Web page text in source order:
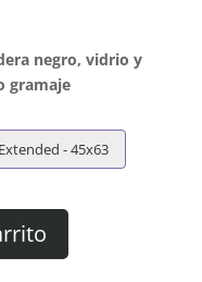
negro, vidrio y
gramaje
Extended - 45x63